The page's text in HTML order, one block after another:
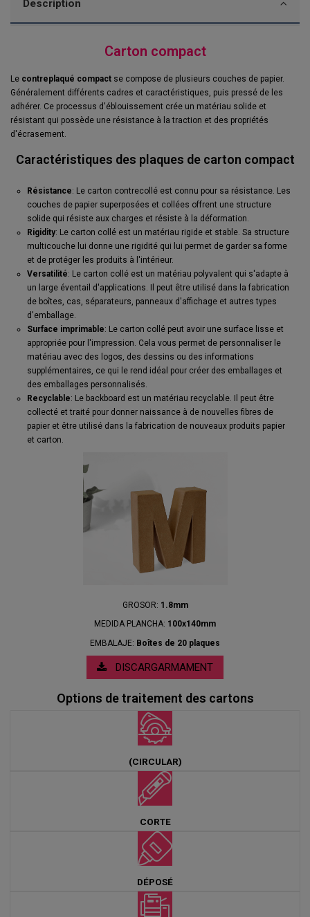
Description
Carton compact
Le contreplaqué compact se compose de plusieurs couches de papier.
Généralement différents cadres et caractéristiques, puis pressé de les
adhérer. Ce processus d'éblouissement crée un matériau solide et
résistant qui possède une résistance à la traction et des propriétés
d'écrasement.
Caractéristiques des plaques de carton compact
Résistance: Le carton contrecollé est connu pour sa résistance. Les
couches de papier superposées et collées offrent une structure
solide qui résiste aux charges et résiste à la déformation.
Rigidity: Le carton collé est un matériau rigide et stable. Sa structure
multicouche lui donne une rigidité qui lui permet de garder sa forme
et de protéger les produits à l'intérieur.
Versatilité: Le carton collé est un matériau polyvalent qui s'adapte à
un large éventail d'applications. Il peut être utilisé dans la fabrication
de boîtes, cas, séparateurs, panneaux d'affichage et autres types
d'emballage.
Surface imprimable: Le carton collé peut avoir une surface lisse et
appropriée pour l'impression. Cela vous permet de personnaliser le
matériau avec des logos, des dessins ou des informations
supplémentaires, ce qui le rend idéal pour créer des emballages et
des emballages personnalisés.
Recyclable: Le backboard est un matériau recyclable. Il peut être
collecté et traité pour donner naissance à de nouvelles fibres de
papier et être utilisé dans la fabrication de nouveaux produits papier
et carton.
GROSOR: 1.8mm
MEDIDA PLANCHA: 100x140mm
EMBALAJE: Boîtes de 20 plaques
DISCARGARMAMENT
Options de traitement des cartons
(CIRCULAR)
CORTE
DÉPOSÉ